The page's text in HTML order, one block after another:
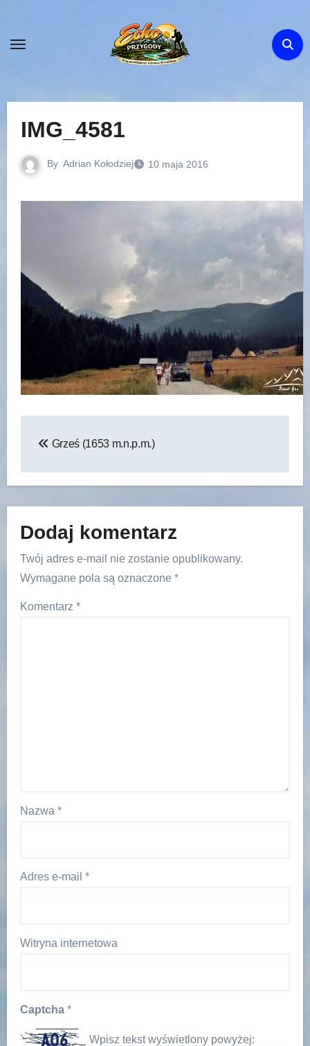
content
IMG_4581
By Adrian Kołodziej 10 maja 2016
Grześ (1653 m.n.p.m.)
Dodaj komentarz
Twój adres e-mail nie zostanie opublikowany.
Wymagane pola są oznaczone *
Komentarz *
Nazwa *
Adres e-mail *
Witryna internetowa
Captcha *
Wpisz tekst wyświetlony powyżej: